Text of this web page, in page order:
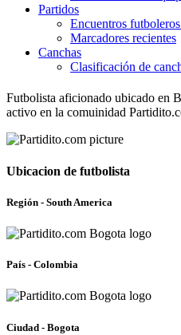
Partidos
Encuentros
Marcadores recientes
Canchas
Clasificación de
Futbolista aficionado ubicado en
activo en la comuinidad
Ubicacion de futbolista
Región - South America
País - Colombia
Ciudad - Bogota